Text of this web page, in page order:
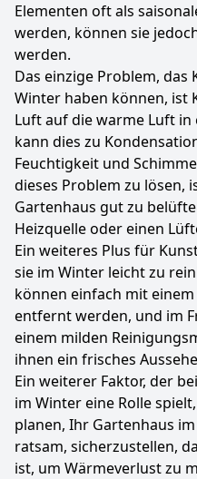
Elementen oft als
werden, können sie
werden.
Das einzige Problem,
Winter haben können, ist
Luft auf die warme Luft
kann dies zu
Feuchtigkeit und
dieses Problem zu lösen,
Gartenhaus gut zu
Heizquelle oder einen
Ein weiteres Plus für
sie im Winter leicht zu
können einfach mit
entfernt werden, und im
einem milden
ihnen ein frisches
Ein weiterer Faktor, der
im Winter eine Rolle
planen, Ihr Gartenhaus
ratsam, sicherzustellen,
ist, um Wärmeverlust zu